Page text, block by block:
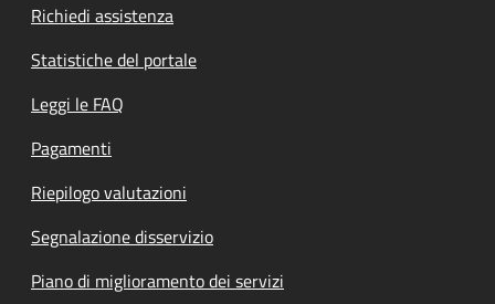
Richiedi assistenza
Statistiche del portale
Leggi le FAQ
Pagamenti
Riepilogo valutazioni
Segnalazione disservizio
Piano di miglioramento dei servizi